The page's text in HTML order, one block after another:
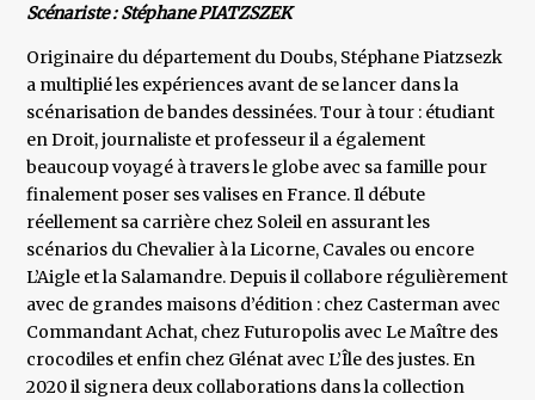
Scénariste : Stéphane PIATZSZEK
Originaire du département du Doubs, Stéphane Piatzsezk
a multiplié les expériences avant de se lancer dans la
scénarisation de bandes dessinées. Tour à tour : étudiant
en Droit, journaliste et professeur il a également
beaucoup voyagé à travers le globe avec sa famille pour
finalement poser ses valises en France. Il débute
réellement sa carrière chez Soleil en assurant les
scénarios du Chevalier à la Licorne, Cavales ou encore
L’Aigle et la Salamandre. Depuis il collabore régulièrement
avec de grandes maisons d’édition : chez Casterman avec
Commandant Achat, chez Futuropolis avec Le Maître des
crocodiles et enfin chez Glénat avec L’Île des justes. En
2020 il signera deux collaborations dans la collection